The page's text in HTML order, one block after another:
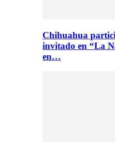
Chihuahua
invitado en “La
en…